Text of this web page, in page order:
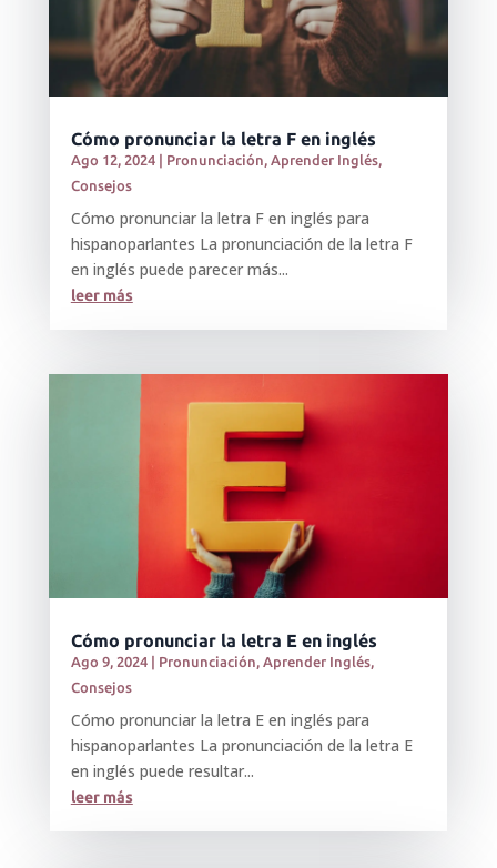
Cómo pronunciar la letra F en inglés
Ago 12, 2024| Pronunciación Aprender Inglés,
Consejos
Cómo pronunciar la letra F en inglés para
hispanoparlantes La pronunciación de la letra F
en inglés puede parecer más...
leer más
Cómo pronunciar la letra E en inglés
Ago 9, 2024| Pronunciación, Aprender Inglés,
Consejos
Cómo pronunciar la letra E en inglés para
hispanoparlantes La pronunciación de la letra E
en inglés puede resultar...
leer más